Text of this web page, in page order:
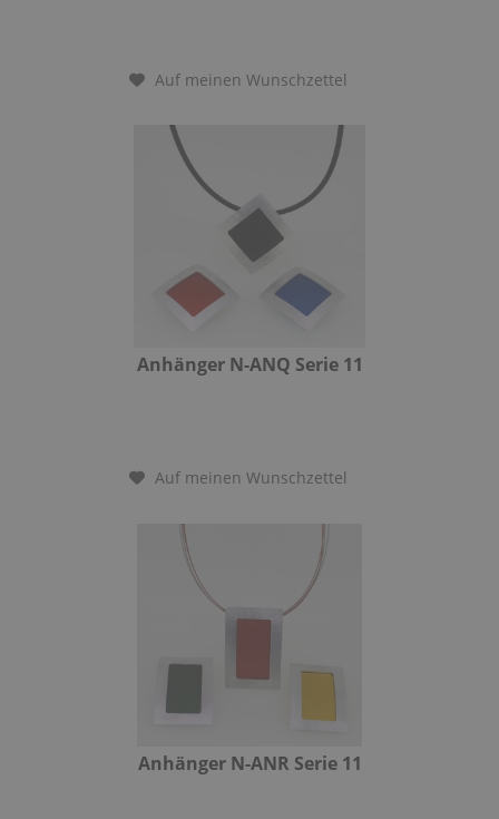
Auf meinen Wunschzettel
Anhänger N-ANQ Serie 11
Auf meinen Wunschzettel
Anhänger N-ANR Serie 11